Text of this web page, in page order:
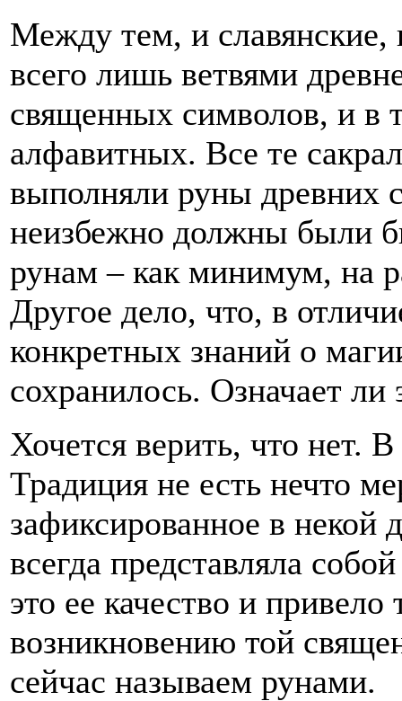
Между тем, и славянские,
всего лишь ветвями
священных символов, и в
алфавитных. Все те
выполняли руны древних
неизбежно должны были
рунам – как минимум, на
Другое дело, что, в
конкретных знаний о
сохранилось. Означает ли
Хочется верить, что нет.
Традиция не есть нечто
зафиксированное в некой
всегда представляла
это ее качество и привело
возникновению той
сейчас называем рунами.